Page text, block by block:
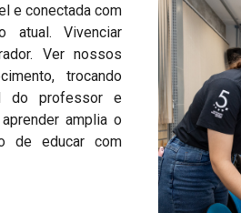
e conectada com
atual. Vivenciar
Ver nossos
trocando
do professor e
amplia o
de educar com